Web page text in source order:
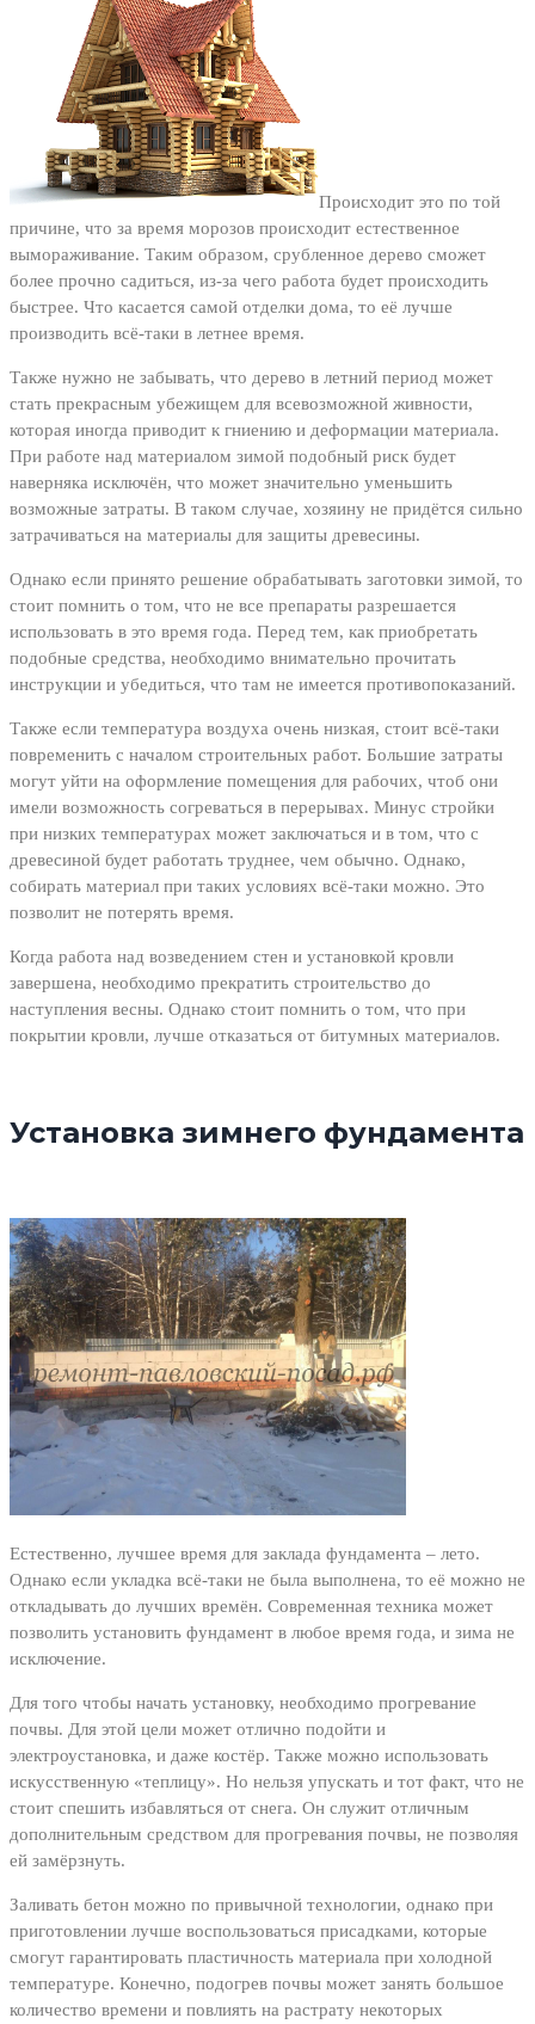
Происходит это по той
причине, что за время морозов происходит естественное
вымораживание. Таким образом, срубленное дерево сможет
более прочно садиться, из-за чего работа будет происходить
быстрее. Что касается самой отделки дома, то её лучше
производить всё-таки в летнее время.
Также нужно не забывать, что дерево в летний период может
стать прекрасным убежищем для всевозможной живности,
которая иногда приводит к гниению и деформации материала.
При работе над материалом зимой подобный риск будет
наверняка исключён, что может значительно уменьшить
возможные затраты. В таком случае, хозяину не придётся сильно
затрачиваться на материалы для защиты древесины.
Однако если принято решение обрабатывать заготовки зимой, то
стоит помнить о том, что не все препараты разрешается
использовать в это время года. Перед тем, как приобретать
подобные средства, необходимо внимательно прочитать
инструкции и убедиться, что там не имеется противопоказаний.
Также если температура воздуха очень низкая, стоит всё-таки
повременить с началом строительных работ. Большие затраты
могут уйти на оформление помещения для рабочих, чтоб они
имели возможность согреваться в перерывах. Минус стройки
при низких температурах может заключаться и в том, что с
древесиной будет работать труднее, чем обычно. Однако,
собирать материал при таких условиях всё-таки можно. Это
позволит не потерять время.
Когда работа над возведением стен и установкой кровли
завершена, необходимо прекратить строительство до
наступления весны. Однако стоит помнить о том, что при
покрытии кровли, лучше отказаться от битумных материалов.
Установка зимнего фундамента
Естественно, лучшее время для заклада фундамента – лето.
Однако если укладка всё-таки не была выполнена, то её можно не
откладывать до лучших времён. Современная техника может
позволить установить фундамент в любое время года, и зима не
исключение.
Для того чтобы начать установку, необходимо прогревание
почвы. Для этой цели может отлично подойти и
электроустановка, и даже костёр. Также можно использовать
искусственную «теплицу». Но нельзя упускать и тот факт, что не
стоит спешить избавляться от снега. Он служит отличным
дополнительным средством для прогревания почвы, не позволяя
ей замёрзнуть.
Заливать бетон можно по привычной технологии, однако при
приготовлении лучше воспользоваться присадками, которые
смогут гарантировать пластичность материала при холодной
температуре. Конечно, подогрев почвы может занять большое
количество времени и повлиять на растрату некоторых